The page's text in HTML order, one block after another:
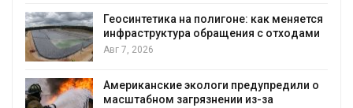
Геосинтетика на полигоне: как меняется
инфраструктура обращения с отходами
Авг 7, 2026
Американские экологи предупредили о
масштабном загрязнении из-за